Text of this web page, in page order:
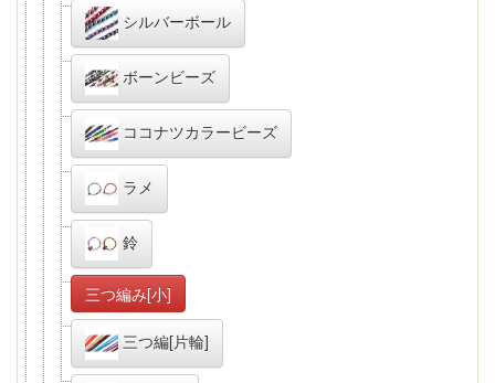
シルバーボール
ボーンビーズ
ココナツカラービーズ
ラメ
鈴
三つ編み[小]
三つ編[片輪]